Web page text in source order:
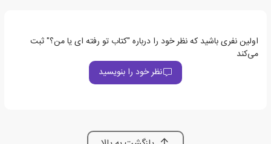
اولین نفری باشید که نظر خود را درباره "کتاب تو رفته ای یا من؟" ثبت
می‌کند
نظر خود را بنویسید